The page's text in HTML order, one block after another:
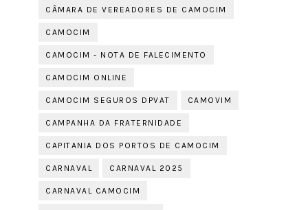
CÂMARA DE VEREADORES DE CAMOCIM
CAMOCIM
CAMOCIM - NOTA DE FALECIMENTO
CAMOCIM ONLINE
CAMOCIM SEGUROS DPVAT CAMOVIM
CAMPANHA DA FRATERNIDADE
CAPITANIA DOS PORTOS DE CAMOCIM
CARNAVAL CARNAVAL 2025
CARNAVAL CAMOCIM